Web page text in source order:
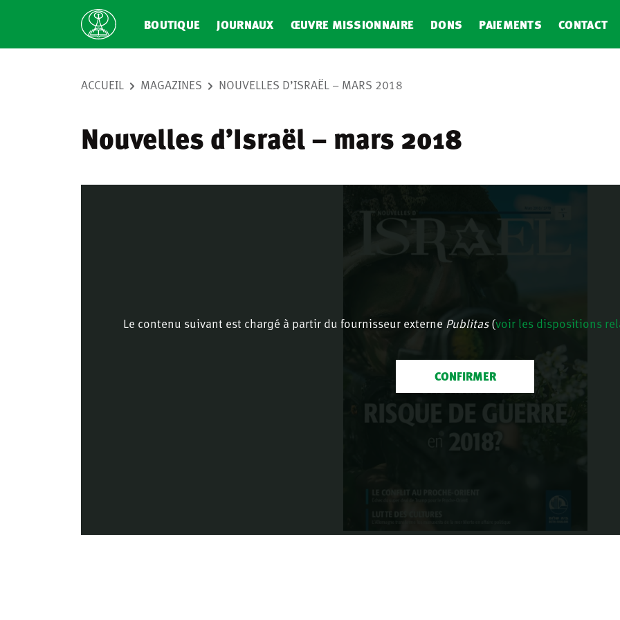
BOUTIQUE JOURNAUX ŒUVRE MISSIONNAIRE DONS PAIEMENTS CONTACT
ACCUEIL MAGAZINES NOUVELLES D’ISRAËL – MARS 2018
Nouvelles d’Israël – mars 2018
Le contenu suivant est chargé à partir du fournisseur externe Publitas(voir les dispositions
CONFIRMER